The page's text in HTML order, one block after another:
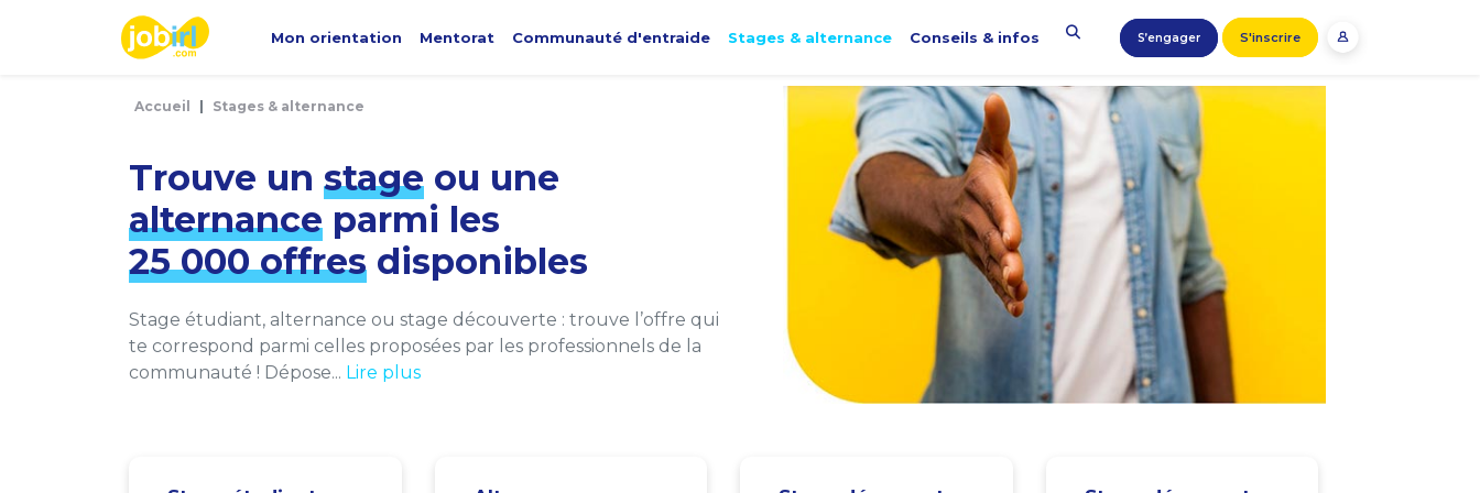
Mon orientation Mentorat Communauté d'entraide Stages & alternance Conseils & infos S’engager S'inscrire
Accueil Stages & alternance
Trouve un stage ou une
alternance parmi les
25 000 offres disponibles
Stage étudiant, alternance ou stage découverte : trouve l’offre qui
te correspond parmi celles proposées par les professionnels de la
communauté ! Dépose... Lire plus
Panneau de gestion des cookies